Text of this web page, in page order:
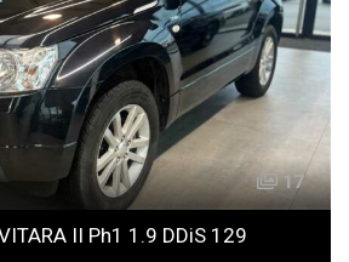
17
II Ph1 1.9 DDiS 129